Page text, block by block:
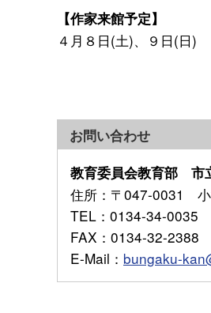
【作家来館予定】
４月８日(土)、９日(日)
お問い合わせ
教育委員会教育部 市
住所 ：〒047-0031
TEL ：0134-34-0035
FAX ：0134-32-2388
E-Mail ： bungaku-